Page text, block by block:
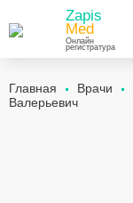
Zapis
Med
Онлайн
регистратура
Главная Врачи
Валерьевич